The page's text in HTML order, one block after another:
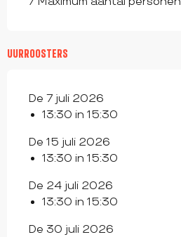
UURROOSTERS
De 7 juli 2026
13:30 in 15:30
De 15 juli 2026
13:30 in 15:30
De 24 juli 2026
13:30 in 15:30
De 30 juli 2026